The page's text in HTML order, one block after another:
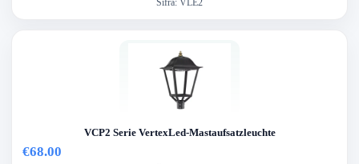
Šifra: VLE2
VCP2 Serie VertexLed-Mastaufsatzleuchte
€68.00